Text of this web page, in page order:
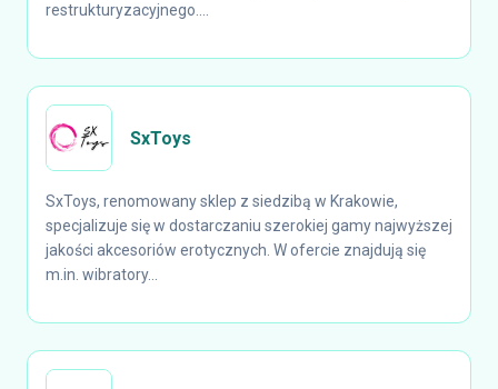
restrukturyzacyjnego....
SxToys
SxToys, renomowany sklep z siedzibą w Krakowie,
specjalizuje się w dostarczaniu szerokiej gamy najwyższej
jakości akcesoriów erotycznych. W ofercie znajdują się
m.in. wibratory...